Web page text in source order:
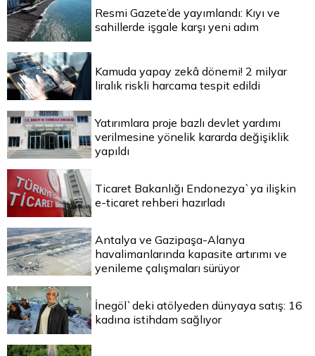
Resmi Gazete’de yayımlandı: Kıyı ve
sahillerde işgale karşı yeni adım
Kamuda yapay zekâ dönemi! 2 milyar
liralık riskli harcama tespit edildi
Yatırımlara proje bazlı devlet yardımı
verilmesine yönelik kararda değişiklik
yapıldı
Ticaret Bakanlığı Endonezya`ya ilişkin
e-ticaret rehberi hazırladı
Antalya ve Gazipaşa-Alanya
havalimanlarında kapasite artırımı ve
yenileme çalışmaları sürüyor
İnegöl`deki atölyeden dünyaya satış: 16
kadına istihdam sağlıyor